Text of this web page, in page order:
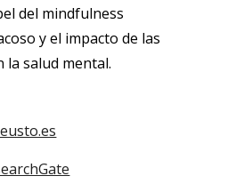
del mindfulness
y el impacto de las
la salud mental.